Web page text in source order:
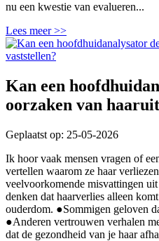
nu een kwestie van evalueren...
Lees meer >>
Kan een
oorzaken van
Geplaatst op: 25-05-2026
Ik hoor vaak mensen vragen of
vertellen waarom ze haar
veelvoorkomende misvattingen
denken dat haarverlies alleen
ouderdom. ●Sommigen geloven
●Anderen vertrouwen verhalen
dat de gezondheid van je haar